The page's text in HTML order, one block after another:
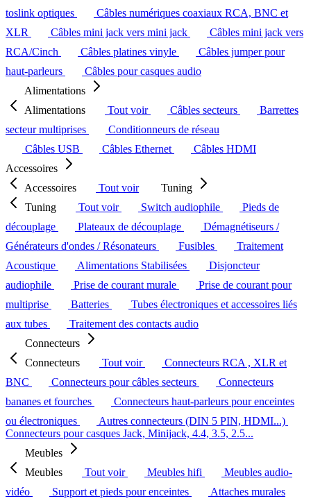
toslink optiques
Câbles numériques coaxiaux RCA, BNC et
XLR
Câbles mini jack vers mini jack
Câbles mini jack vers
RCA/Cinch
Câbles platines vinyle
Câbles jumper pour
haut-parleurs
Câbles pour casques audio
Alimentations
Alimentations
Tout voir Câbles secteurs
Barrettes
secteur multiprises
Conditionneurs de réseau
Câbles USB
Câbles Ethernet
Câbles HDMI
Accessoires
Accessoires
Tout voir
Tuning
Tuning
Tout voir Switch audiophile
Pieds de
découplage
Plateaux de découplage
Démagnétiseurs /
Générateurs d'ondes / Résonateurs
Fusibles
Traitement
Acoustique
Alimentations Stabilisées
Disjoncteur
audiophile
Prise de courant murale
Prise de courant pour
multiprise
Batteries
Tubes électroniques et accessoires liés
aux tubes
Traitement des contacts audio
Connecteurs
Connecteurs
Tout voir
Connecteurs RCA , XLR et
BNC
Connecteurs pour câbles secteurs
Connecteurs
bananes et fourches
Connecteurs haut-parleurs pour enceintes
ou électroniques
Autres connecteurs (DIN 5 PIN, HDMI...)
Connecteurs pour casques Jack, Minijack, 4.4, 3.5, 2.5...
Meubles
Meubles
Tout voir Meubles hifi
Meubles audio-
vidéo
Support et pieds pour enceintes
Attaches murales